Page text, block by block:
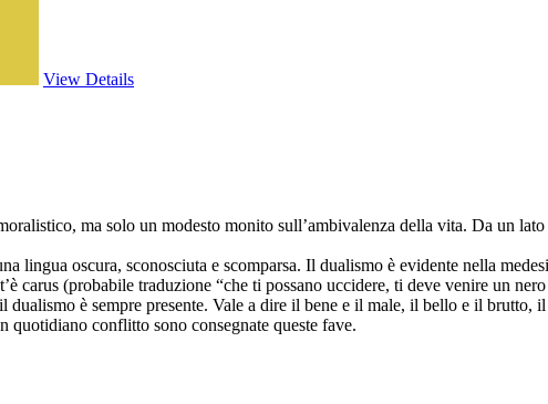
View Details
ma solo un modesto monito sull’ambivalenza della vita. Da un
lingua oscura, sconosciuta e scomparsa. Il dualismo è evidente nella
carus (probabile traduzione “che ti possano uccidere, ti deve venire un
è sempre presente. Vale a dire il bene e il male, il bello e il
quotidiano conflitto sono consegnate queste fave.